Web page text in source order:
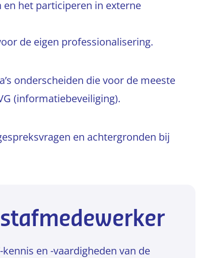
het participeren in externe
de eigen professionalisering.
onderscheiden die voor de meeste
(informatiebeveiliging).
en achtergronden bij
en -vaardigheden van de